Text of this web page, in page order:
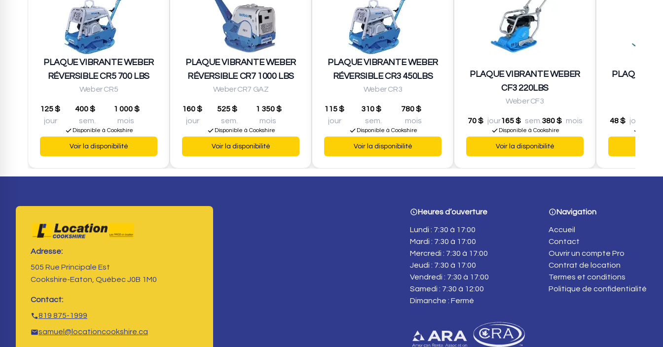
PLAQUE VIBRANTE WEBER
RÉVERSIBLE CR5 700 LBS
Weber CR5
125 $
jour
400 $
sem.
1 000 $
mois
Disponible à Cookshire
Voir la disponibilité
PLAQUE VIBRANTE WEBER
RÉVERSIBLE CR7 1000 LBS
Weber CR7 GAZ
160 $
jour
525 $
sem.
1 350 $
mois
Disponible à Cookshire
Voir la disponibilité
PLAQUE VIBRANTE WEBER
RÉVERSIBLE CR3 450LBS
Weber CR3
115 $
jour
310 $
sem.
780 $
mois
Disponible à Cookshire
Voir la disponibilité
PLAQUE VIBRANTE WEBER
CF3 220LBS
Weber CF3
70 $ jour165 $ sem. 380 $ mois
Disponible à Cookshire
Voir la disponibilité
PLAQUE
48 $ jour
Adresse:
505 Rue Principale Est
Cookshire-Eaton, Québec J0B 1M0
Contact:
819 875-1999
samuel@locationcookshire.ca
Heures d’ouverture
Lundi : 7:30 à 17:00
Mardi : 7:30 à 17:00
Mercredi : 7:30 à 17:00
Jeudi : 7:30 à 17:00
Vendredi : 7:30 à 17:00
Samedi : 7:30 à 12:00
Dimanche : Fermé
Navigation
Accueil
Contact
Ouvrir un compte Pro
Contrat de location
Termes et conditions
Politique de confidentialité